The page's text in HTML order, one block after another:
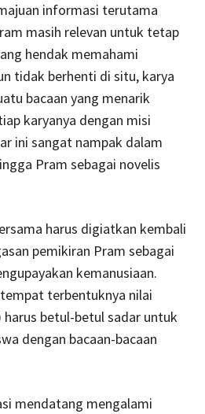
informasi terutama
masih relevan untuk tetap
hendak memahami
tidak berhenti di situ, karya
bacaan yang menarik
karyanya dengan misi
ini sangat nampak dalam
Pram sebagai novelis
harus digiatkan kembali
pemikiran Pram sebagai
kemanusiaan.
terbentuknya nilai
betul-betul sadar untuk
dengan bacaan-bacaan
mendatang mengalami